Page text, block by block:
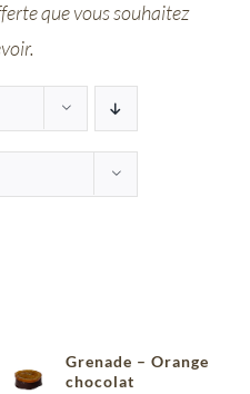
que vous souhaitez
Grenade – Orange
chocolat